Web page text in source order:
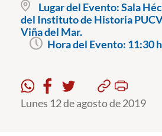
Pregrado
Postgrado
Estudiantes
Lugar del Evento:Sala
del Instituto de Historia
Viña del Mar.
Hora del Evento: 11:30
Lunes 12 de agosto de 2019